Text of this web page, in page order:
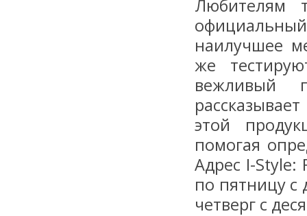
Любителям
наилучшее
же
вежливый
этой
помогая
Адрес I-Style:
по пятницу с
четверг с